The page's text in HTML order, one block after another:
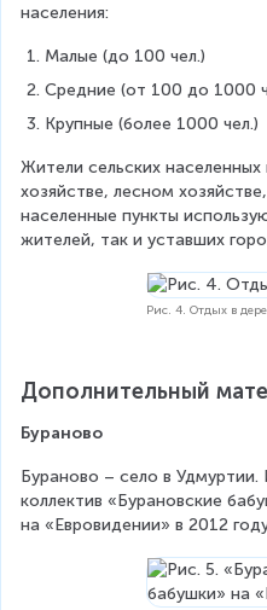
населения:
Малые (до 100 чел.)
Средние (от 100 до 1000
Крупные (более 1000 чел.)
Жители сельских
хозяйстве, лесном
населенные пункты
жителей, так и уставших
Рис. 4. Отдых в
Дополнительный
Бураново
Бураново – село в
коллектив «Бурановские
на «Евровидении» в 2012